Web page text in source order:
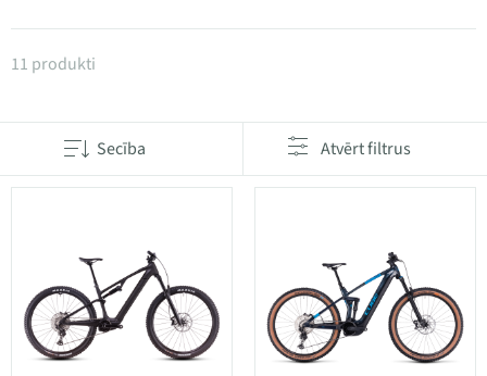
Produkti kategorijā E-kalnu velosipēdi
11 produkti
Secība Atvērt filtrus